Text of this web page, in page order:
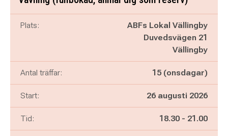
Plats:
ABFs Lokal Vällingby
Duvedsvägen 21
Vällingby
Antal träffar: 15 (onsdagar)
Start: 26 augusti 2026
Tid: Pågår mellan
18.30 - och
21.00